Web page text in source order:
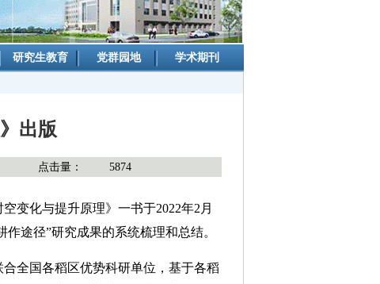
研究生教育 党群园地 学术期刊
出版
点击量： 5874
变化与提升原理》一书于2022年2月
途径”研究成果的系统梳理和总结。
全国各稻区优势科研单位，基于各稻